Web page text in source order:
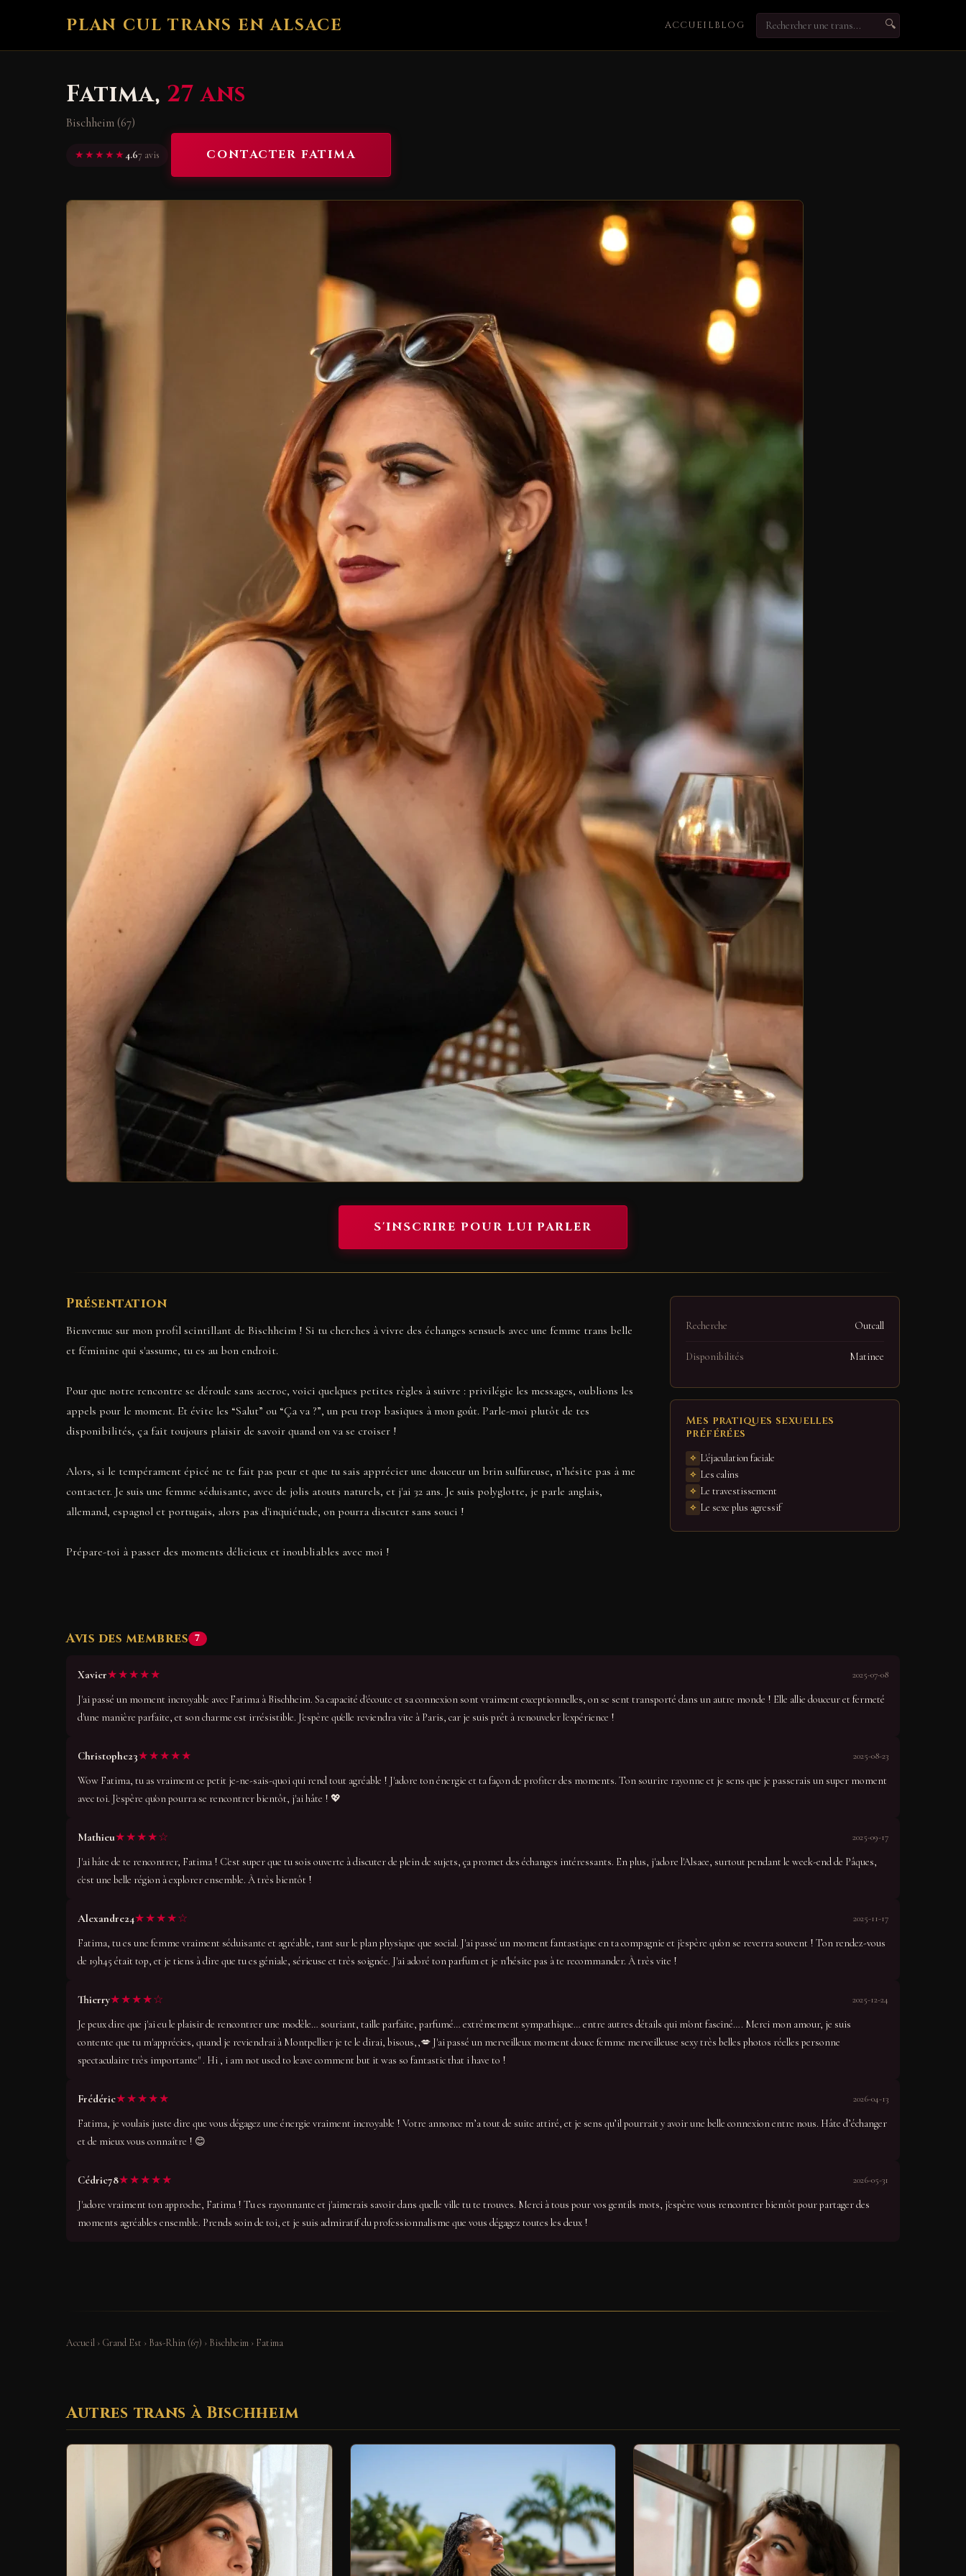
PLAN CUL TRANS EN ALSACE ACCUEILBLOG 🔍
Accueil › Grand Est › Bas-Rhin (67) › Bischheim › Fatima
Fatima, 27 ans
Bischheim (67)
★★★★★ 4.67 avis CONTACTER FATIMA
S'INSCRIRE POUR LUI PARLER
Présentation
Bienvenue sur mon profil scintillant de Bischheim ! Si tu cherches à vivre des échanges sensuels avec une femme trans belle
et féminine qui s'assume, tu es au bon endroit.
Pour que notre rencontre se déroule sans accroc, voici quelques petites règles à suivre : privilégie les messages, oublions les
appels pour le moment. Et évite les “Salut” ou “Ça va ?”, un peu trop basiques à mon goût. Parle-moi plutôt de tes
disponibilités, ça fait toujours plaisir de savoir quand on va se croiser !
Alors, si le tempérament épicé ne te fait pas peur et que tu sais apprécier une douceur un brin sulfureuse, n’hésite pas à me
contacter. Je suis une femme séduisante, avec de jolis atouts naturels, et j'ai 32 ans. Je suis polyglotte, je parle anglais,
allemand, espagnol et portugais, alors pas d'inquiétude, on pourra discuter sans souci !
Prépare-toi à passer des moments délicieux et inoubliables avec moi !
Recherche Outcall
Disponibilités Matinee
Mes pratiques sexuelles
préférées
L'éjaculation faciale
Les calins
Le travestissement
Le sexe plus agressif
Avis des membres 7
Xavier★★★★★ 2025-07-08
J'ai passé un moment incroyable avec Fatima à Bischheim. Sa capacité d'écoute et sa connexion sont vraiment exceptionnelles, on se sent transporté dans un autre monde ! Elle allie douceur et fermeté
d'une manière parfaite, et son charme est irrésistible. J'espère qu'elle reviendra vite à Paris, car je suis prêt à renouveler l'expérience !
Christophe23★★★★★ 2025-08-23
Wow Fatima, tu as vraiment ce petit je-ne-sais-quoi qui rend tout agréable ! J'adore ton énergie et ta façon de profiter des moments. Ton sourire rayonne et je sens que je passerais un super moment
avec toi. J'espère qu'on pourra se rencontrer bientôt, j'ai hâte ! 💖
Mathieu★★★★☆ 2025-09-17
J'ai hâte de te rencontrer, Fatima ! C'est super que tu sois ouverte à discuter de plein de sujets, ça promet des échanges intéressants. En plus, j'adore l'Alsace, surtout pendant le week-end de Pâques,
c'est une belle région à explorer ensemble. À très bientôt !
Alexandre24★★★★☆ 2025-11-17
Fatima, tu es une femme vraiment séduisante et agréable, tant sur le plan physique que social. J'ai passé un moment fantastique en ta compagnie et j'espère qu'on se reverra souvent ! Ton rendez-vous
de 19h45 était top, et je tiens à dire que tu es géniale, sérieuse et très soignée. J'ai adoré ton parfum et je n'hésite pas à te recommander. À très vite !
Thierry★★★★☆ 2025-12-24
Je peux dire que j'ai eu le plaisir de rencontrer une modèle… souriant, taille parfaite, parfumé… extrêmement sympathique… entre autres détails qui m'ont fasciné…. Merci mon amour, je suis
contente que tu m'apprécies, quand je reviendrai à Montpellier je te le dirai, bisous,,💋 J'ai passé un merveilleux moment douce femme merveilleuse sexy très belles photos réelles personne
spectaculaire très importante" . Hi , i am not used to leave comment but it was so fantastic that i have to !
Frédéric★★★★★ 2026-04-13
Fatima, je voulais juste dire que vous dégagez une énergie vraiment incroyable ! Votre annonce m’a tout de suite attiré, et je sens qu’il pourrait y avoir une belle connexion entre nous. Hâte d’échanger
et de mieux vous connaître ! 😊
Cédric78★★★★★ 2026-05-31
J'adore vraiment ton approche, Fatima ! Tu es rayonnante et j'aimerais savoir dans quelle ville tu te trouves. Merci à tous pour vos gentils mots, j'espère vous rencontrer bientôt pour partager des
moments agréables ensemble. Prends soin de toi, et je suis admiratif du professionnalisme que vous dégagez toutes les deux !
Autres trans à Bischheim